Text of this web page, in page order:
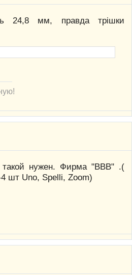
24,8 мм, правда трішки
нужен. Фирма "BBB" .(
шт Uno, Spelli, Zoom)